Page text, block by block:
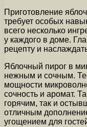
Приготовление
требует особых
всего несколько
у каждого в доме.
рецепту и
Яблочный пирог в
нежным и сочным.
мощности
сочность и аромат.
горячим, так и
отличным
угощением для